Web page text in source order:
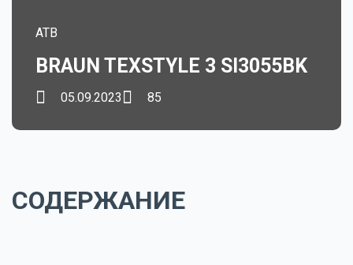
ATB
BRAUN TEXSTYLE 3 SI3055BK
05.09.2023 85
СОДЕРЖАНИЕ